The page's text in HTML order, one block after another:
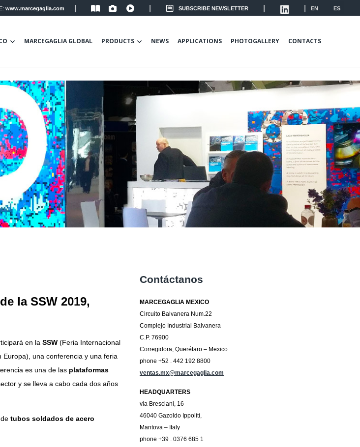
EN ES
SUBSCRIBE NEWSLETTER
www.marcegaglia.com
MARCEGAGLIA GLOBAL PRODUCTS NEWS APPLICATIONS PHOTOGALLERY CONTACTS
la SSW 2019,
en la SSW (Feria Internacional
Europa), una conferencia y una feria
es una de las plataformas
y se lleva a cabo cada dos años
tubos soldados de acero
Contáctanos
MARCEGAGLIA MEXICO
Circuito Balvanera Num.22
Complejo Industrial Balvanera
C.P. 76900
Corregidora, Querétaro – Mexico
phone +52 . 442 192 8800
ventas.mx@marcegaglia.com
HEADQUARTERS
via Bresciani, 16
46040 Gazoldo Ippoliti,
Mantova – Italy
phone +39 . 0376 685 1